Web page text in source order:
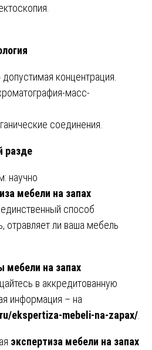
концентрация.
масс-
соединения.
разде
научно
мебели на запах
способ
отравляет ли ваша мебель
мебели на запах
в аккредитованную
информация – на
ekspertiza-mebeli-na-zapax/
экспертиза мебели на запах